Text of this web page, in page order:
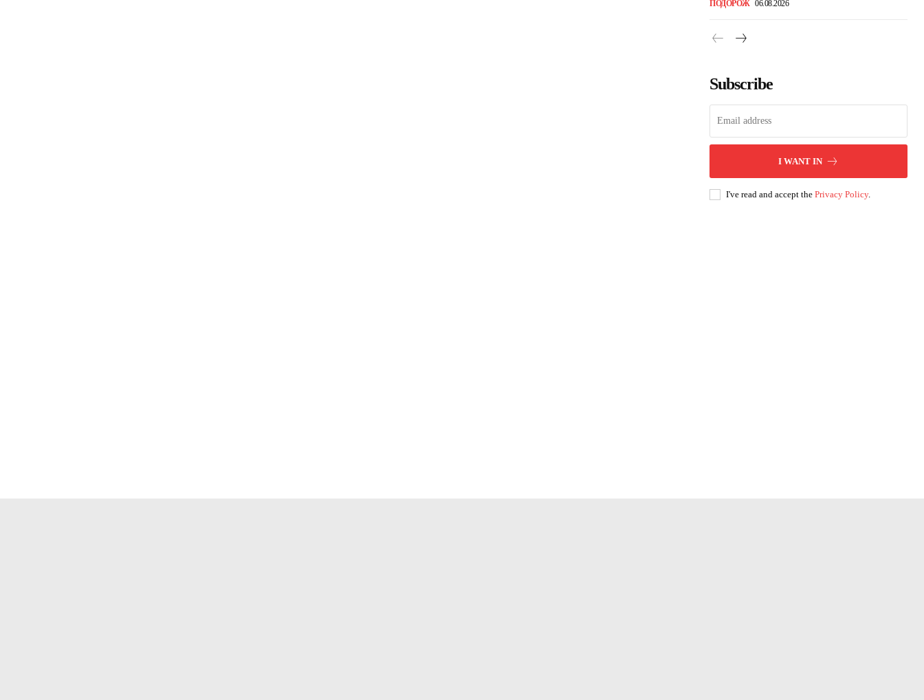
ПОДОРОЖ 06.08.2026
Subscribe
I WANT IN
I've read and accept the Privacy Policy.